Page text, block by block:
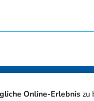
Online-Erlebniszu